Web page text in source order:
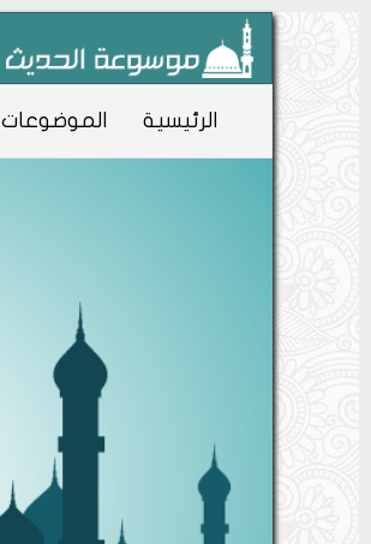
الرئيسية الموضوعات